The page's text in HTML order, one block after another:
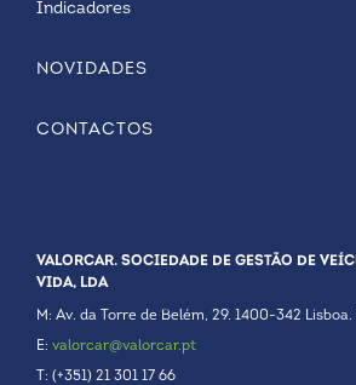
Indicadores
NOVIDADES
CONTACTOS
VALORCAR. SOCIEDADE DE GESTÃO DE
VIDA, LDA
M: Av. da Torre de Belém, 29. 1400-342
E: valorcar@valorcar.pt
T: (+351) 21 301 17 66